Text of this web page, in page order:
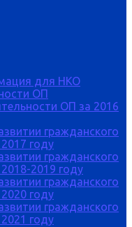
для НКО
ОП
ОП за 2016
гражданского
году
гражданского
2019 году
гражданского
году
гражданского
году